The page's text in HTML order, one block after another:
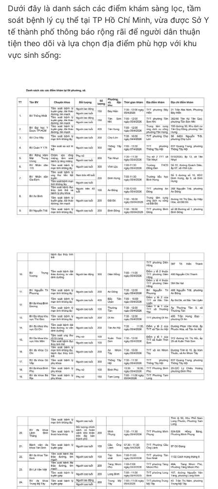
Chất lượng cuộc sống
Học trực tuyến
Công nghệ
Hitech Công nghệ tương lai
Sản phẩm
Giao lưu trực tuyến
Lịch phát sóng
Chuyên mục khác
Emagazine Podcast
Photo Infographic
Video Shorts video
VTV Money VTV Thể thao
Thị trường 24h
VTV4 Vươn mình bằng AI
VTV9 VTV8
Liên hệ tòa soạn English
Theo dõi báo trên
Cơ quan chủ quản:Đài Truyền hình Việt Nam
Cơ quan báo chí:Thời báo VTV
Dưới đây là danh sách các điểm khám sàng lọc, tầm
soát bệnh lý cụ thể tại TP Hồ Chí Minh, vừa được Sở Y
tế thành phố thông báo rộng rãi để người dân thuận
tiện theo dõi và lựa chọn địa điểm phù hợp với khu
vực sinh sống: